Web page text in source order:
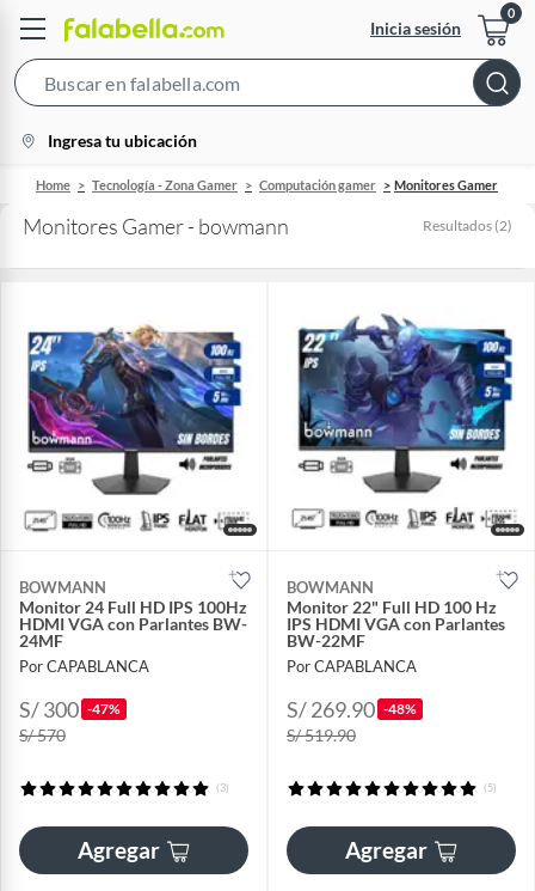
Inicia sesión
Bar
location-
icon
Ingresa tu ubicación
Home Tecnología - Zona Gamer Computación gamer Monitores Gamer
Monitores Gamer - bowmann Resultados (2)
BOWMANN
Monitor 24 Full HD IPS 100Hz
HDMI VGA con Parlantes BW-
24MF
Por CAPABLANCA
S/ 300 -47%
S/ 570
(3)
Agregar
BOWMANN
Monitor 22" Full HD 100 Hz
IPS HDMI VGA con Parlantes
BW-22MF
Por CAPABLANCA
S/ 269.90 -48%
S/ 519.90
(5)
Agregar